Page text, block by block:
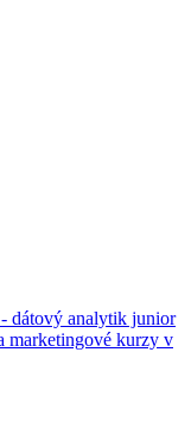
dátový analytik junior